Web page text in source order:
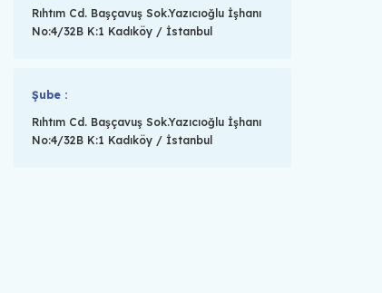
Rıhtım Cd. Başçavuş Sok.Yazıcıoğlu İşhanı
No:4/32B K:1 Kadıköy / İstanbul
Şube :
Rıhtım Cd. Başçavuş Sok.Yazıcıoğlu İşhanı
No:4/32B K:1 Kadıköy / İstanbul